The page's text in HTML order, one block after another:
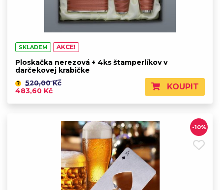
SKLADEM AKCE!
Ploskačka nerezová + 4ks štamperlíkov v
darčekovej krabičke
?
520,00 Kč
483,60 Kč
KOUPIT
-10%